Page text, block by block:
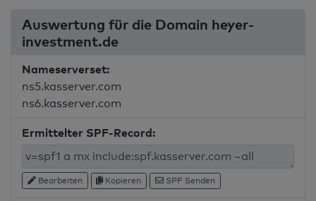
Auswertung für die Domain heyer-
investment.de
Nameserverset:
ns5.kasserver.com
ns6.kasserver.com
Ermittelter SPF-Record:
Bearbeiten Kopieren SPF Senden